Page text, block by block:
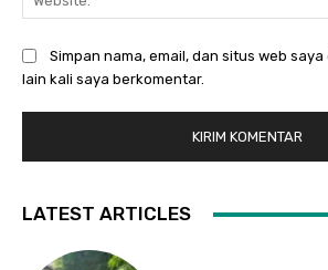
Simpan nama, email, dan situs web
lain kali saya berkomentar.
LATEST ARTICLES